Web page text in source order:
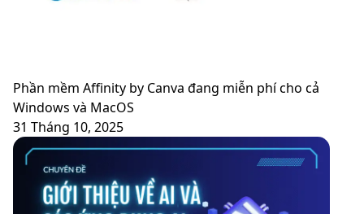
Phần mềm Affinity by Canva đang miễn phí cho cả
Windows và MacOS
31 Tháng 10, 2025